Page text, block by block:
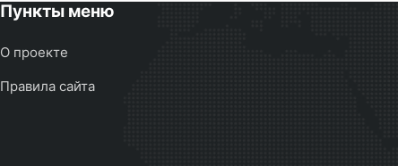
Пункты меню
О проекте
Правила сайта